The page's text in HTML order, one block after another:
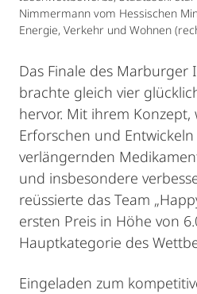
Nimmermann vom Hessischen
Energie, Verkehr und Wohnen
Das Finale des Marburger
brachte gleich vier
hervor. Mit ihrem Konzept,
Erforschen und
verlängernden
und insbesondere
reüssierte das Team
ersten Preis in Höhe von
Hauptkategorie des
Eingeladen zum